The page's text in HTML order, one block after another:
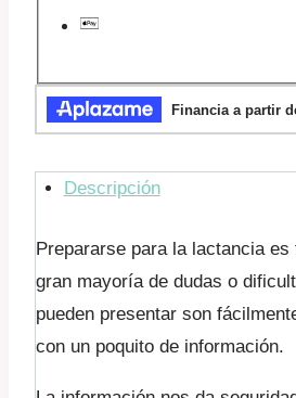
Descripción
Prepararse para la lactancia
gran mayoría de dudas o
pueden presentar son
con un poquito de información.